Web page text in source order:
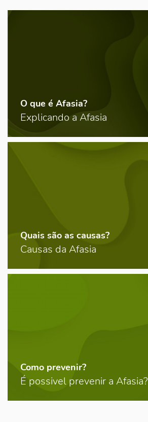
O que é Afasia?
Explicando a Afasia
Quais são as causas?
Causas da Afasia
Como prevenir?
É possivel prevenir a Afasia?